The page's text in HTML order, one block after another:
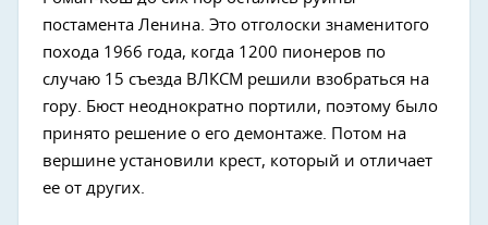
постамента Ленина. Это отголоски знаменитого
похода 1966 года, когда 1200 пионеров по
случаю 15 съезда ВЛКСМ решили взобраться на
гору. Бюст неоднократно портили, поэтому было
принято решение о его демонтаже. Потом на
вершине установили крест, который и отличает
ее от других.